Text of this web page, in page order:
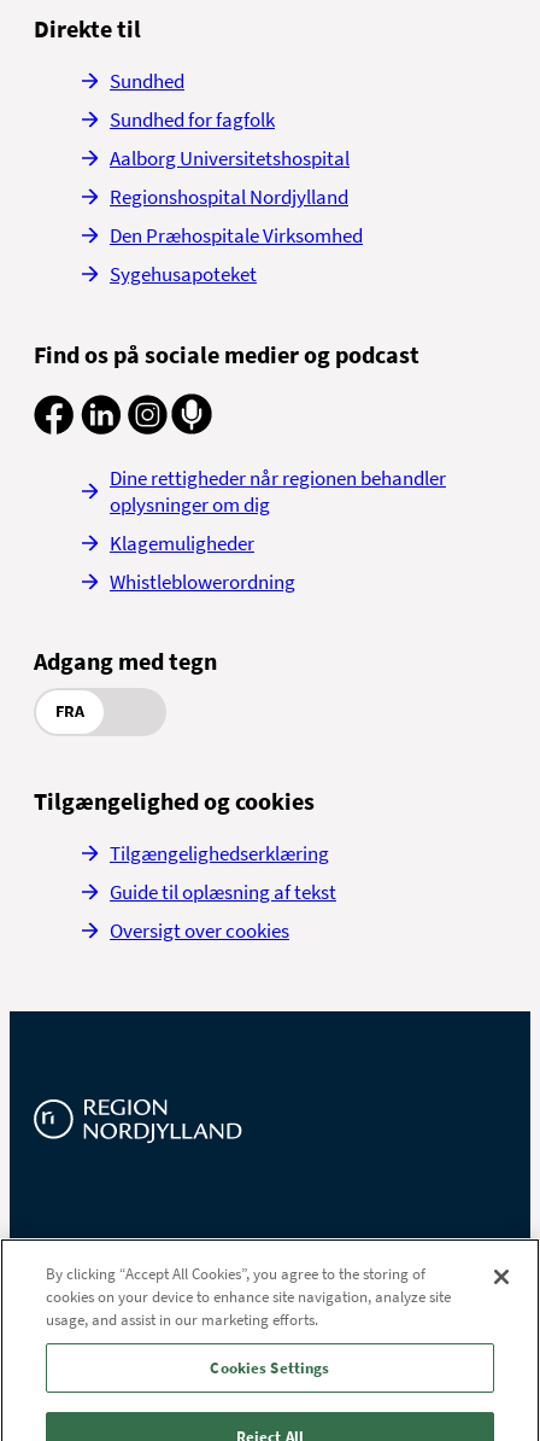
Direkte til
Sundhed
Sundhed for fagfolk
Aalborg Universitetshospital
Regionshospital Nordjylland
Den Præhospitale Virksomhed
Sygehusapoteket
Find os på sociale medier og podcast
Dine rettigheder når regionen behandler
oplysninger om dig
Klagemuligheder
Whistleblowerordning
Adgang med tegn
FRA
Tilgængelighed og cookies
Tilgængelighedserklæring
Guide til oplæsning af tekst
Oversigt over cookies
Niels Bohrs Vej 30
9220 Aalborg Øst
Tlf.97 64 80 00
By clicking “Accept All Cookies”, you agree to the storing of
cookies on your device to enhance site navigation, analyze site
usage, and assist in our marketing efforts.
Cookies Settings
Reject All